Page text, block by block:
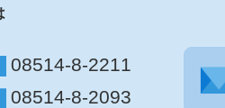
08514-8-2211
08514-8-2093